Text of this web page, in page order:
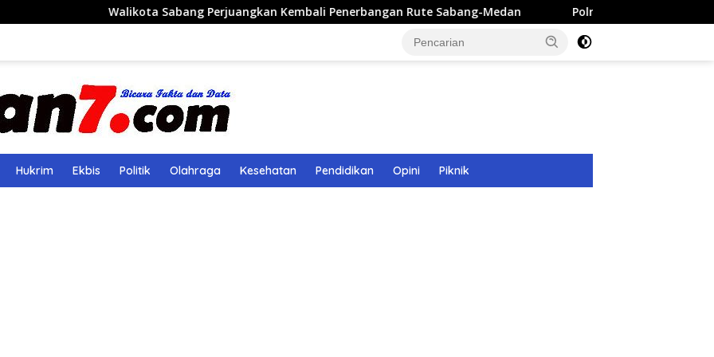
Walikota Sabang Perjuangkan Kembali Penerbangan Rute Sabang-Medan Polri Bangun 40 Titik Sumur Bor untuk
Hukrim Ekbis Politik Olahraga Kesehatan Pendidikan Opini Piknik